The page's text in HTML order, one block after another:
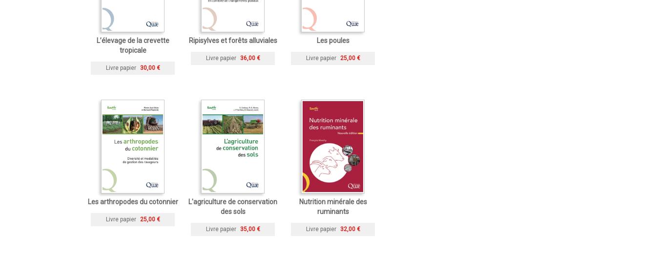
L’élevage de la crevette
tropicale
Livre papier 30,00 €
Ripisylves et forêts alluviales
Livre papier 36,00 €
Les poules
Livre papier 25,00 €
Les arthropodes du cotonnier
Livre papier 25,00 €
L'agriculture de conservation
des sols
Livre papier 35,00 €
Nutrition minérale des
ruminants
Livre papier 32,00 €